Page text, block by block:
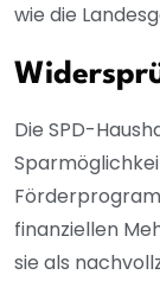
wie die
Die SPD-
finanziellen
sie als